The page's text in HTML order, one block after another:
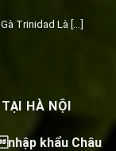
Trinidad Là [...]
HÀ NỘI
khẩu Châu